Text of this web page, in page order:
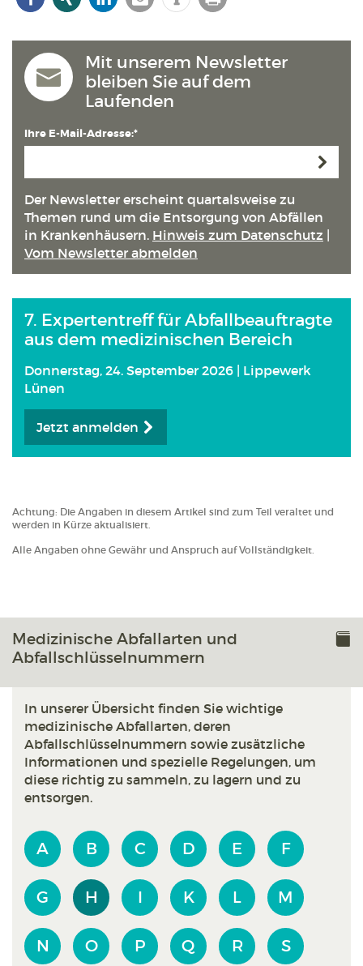
Mit unserem Newsletter
bleiben Sie auf dem
Laufenden
Ihre E-Mail-Adresse:*
Der Newsletter erscheint quartals­weise zu
Themen rund um die Entsorgung von Abfällen
in Kranken­häusern. Hinweis zum Datenschutz
Vom Newsletter abmelden
7. Expertentreff für Abfallbeauftragte
aus dem medizinischen Bereich
Donnerstag, 24. September 2026 | Lippewerk
Lünen
Jetzt anmelden
Achtung: Die Angaben in diesem Artikel sind zum Teil veraltet und
werden in Kürze aktualisiert.
Alle Angaben ohne Gewähr und Anspruch auf Vollständigkeit.
Medizinische Abfallarten und
Abfallschlüsselnummern
In unserer Übersicht finden Sie wichtige
medizinische Abfallarten, deren
Abfallschlüsselnummern sowie zusätzliche
Informationen und spezielle Regelungen, um
diese richtig zu sammeln, zu lagern und zu
entsorgen.
A B C D E F
G H I K L M
N O P Q R S